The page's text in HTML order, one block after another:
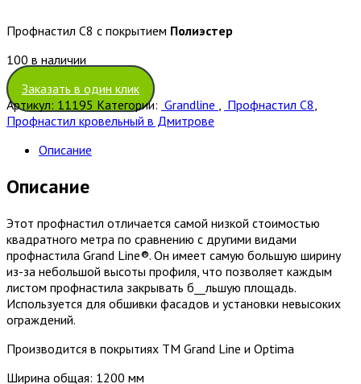
Профнастил С8 с покрытием Полиэстер
100 в наличии
Заказать в один клик
Артикул: 11195 Категории: Grandline Профнастил С8
Профнастил кровельный в Дмитрове
Описание
Описание
Этот профнастил отличается самой низкой стоимостью
квадратного метра по сравнению с другими видами
профнастила Grand Line®. Он имеет самую большую ширину
из-за небольшой высоты профиля, что позволяет каждым
листом профнастила закрывать б__льшую площадь.
Используется для обшивки фасадов и установки невысоких
ограждений.
Производится в покрытиях ТМ Grand Line и Optima
Ширина общая: 1200 мм